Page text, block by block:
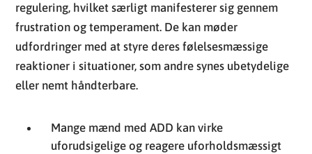
regulering, hvilket særligt manifesterer sig gennem
frustration og temperament. De kan møder
udfordringer med at styre deres følelsesmæssige
reaktioner i situationer, som andre synes ubetydelige
eller nemt håndterbare.
Mange mænd med ADD kan virke
uforudsigelige og reagere uforholdsmæssigt